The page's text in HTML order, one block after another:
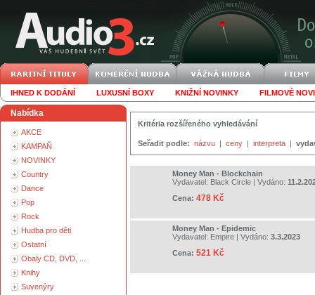
IHNED K DODÁNÍ LUXUSNÍ BOXY KNIŽNÍ NOVINKY FILMOVÉ
Nabídka
AKCE
KAMPAŇ
NOVINKY
Country
Dance
Pop
Rock
Hudba pro děti
Ostatní
Obaly CD, DVD, ...
Knihy
Suvenýry
Kritéria rozšířeného vyhledávání
Seřadit podle: názvu | ceny | interpreta |
Money Man - Blockchain
Vydavatel: Black Circle | Vydáno:
Cena: 478 Kč
Money Man - Epidemic
Vydavatel: Empire | Vydáno: 3.3.2023
Cena: 521 Kč